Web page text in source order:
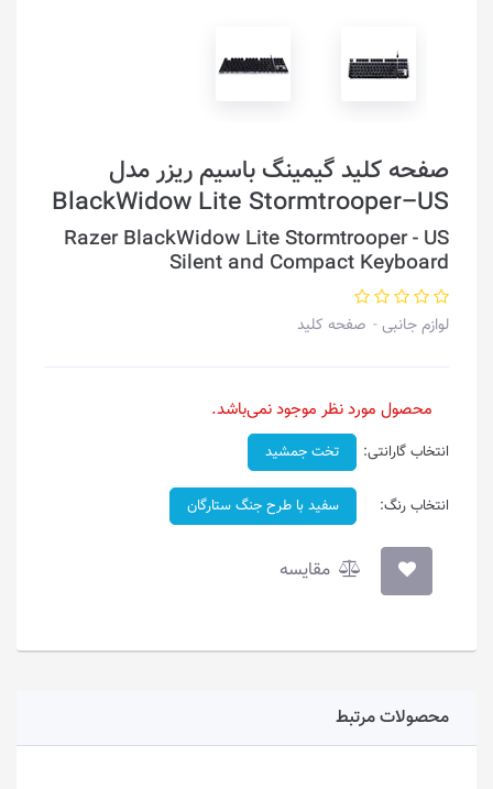
صفحه کلید گیمینگ باسیم ریزر مدل
BlackWidow Lite Stormtrooper–US
Razer BlackWidow Lite Stormtrooper - US
Silent and Compact Keyboard
لوازم جانبی صفحه کلید
محصول مورد نظر موجود نمی‌باشد.
انتخاب گارانتی: تخت جمشید
انتخاب رنگ: سفید با طرح جنگ ستارگان
مقایسه
محصولات مرتبط